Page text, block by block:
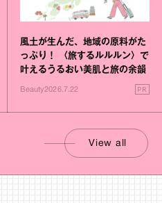
風土が生んだ、地域の原料がた
っぷり！ 〈旅するルルルン〉で
叶えるうるおい美肌と旅の余韻
Beauty2026.7.22 PR
View all